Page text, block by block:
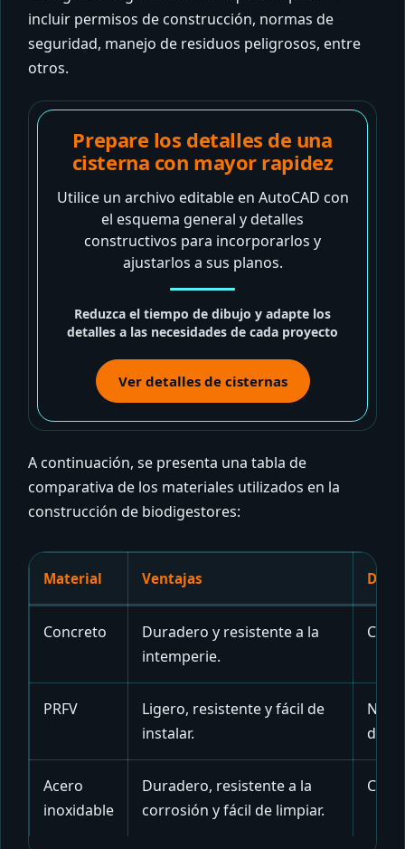
incluir permisos de construcción, normas de
seguridad, manejo de residuos peligrosos, entre
otros.
Prepare los detalles de una
cisterna con mayor rapidez
Utilice un archivo editable en AutoCAD con
el esquema general y detalles
constructivos para incorporarlos y
ajustarlos a sus planos.
Reduzca el tiempo de dibujo y adapte los
detalles a las necesidades de cada proyecto
Ver detalles de cisternas
A continuación, se presenta una tabla de
comparativa de los materiales utilizados en la
construcción de biodigestores:
Material Ventajas
Concreto
Duradero y resistente a la
intemperie.
PRFV
Ligero, resistente y fácil de
instalar.
No
Acero
inoxidable
Duradero, resistente a la
corrosión y fácil de limpiar.